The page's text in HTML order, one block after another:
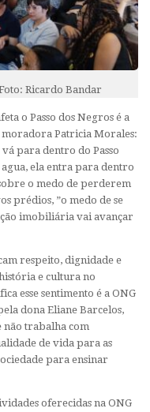
Ricardo Bandar
o Passo dos Negros é a
Patricia Morales:
vá para dentro do Passo
ela entra para dentro
o medo de perderem
prédios, ”o medo de se
imobiliária vai avançar
respeito, dignidade e
e cultura no
esse sentimento é a ONG
dona Eliane Barcelos,
não trabalha com
de vida para as
para ensinar
oferecidas na ONG